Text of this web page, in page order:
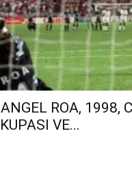
ROA, 1998,
VE...